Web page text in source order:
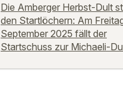
Die Amberger Herbst-Dult
den Startlöchern: Am
September 2025 fällt der
Startschuss zur Michaeli-